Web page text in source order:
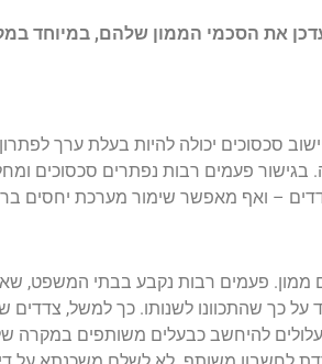
את הסכמי הממון שלהם, במיוחד
סכסוכים יכולה להיות בעלת ערך
בגישור פעמים רבות נפתרים סכסוכים
– ואף מאפשר שימור מערכת יחסים
פעמים רבות נקבע בבתי המשפט,
כך שהתכוונו לשנותו. כך למשל, צדדים
להיחשב כבעלים משותפים במקרה